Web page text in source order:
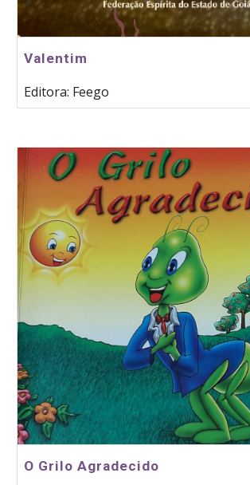
Valentim
Editora: Feego
O Grilo Agradecido